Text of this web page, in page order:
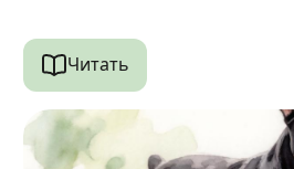
Читать